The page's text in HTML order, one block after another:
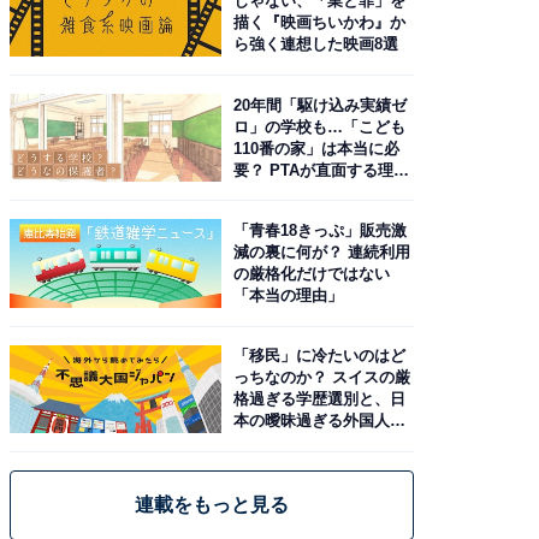
描く『映画ちいかわ』か
ら強く連想した映画8選
20年間「駆け込み実績ゼ
ロ」の学校も…「こども
110番の家」は本当に必
要？ PTAが直面する理想
「青春18きっぷ」販売激
減の裏に何が？ 連続利用
の厳格化だけではない
「本当の理由」
「移民」に冷たいのはど
っちなのか？ スイスの厳
格過ぎる学歴選別と、日
本の曖昧過ぎる外国人政
連載をもっと見る